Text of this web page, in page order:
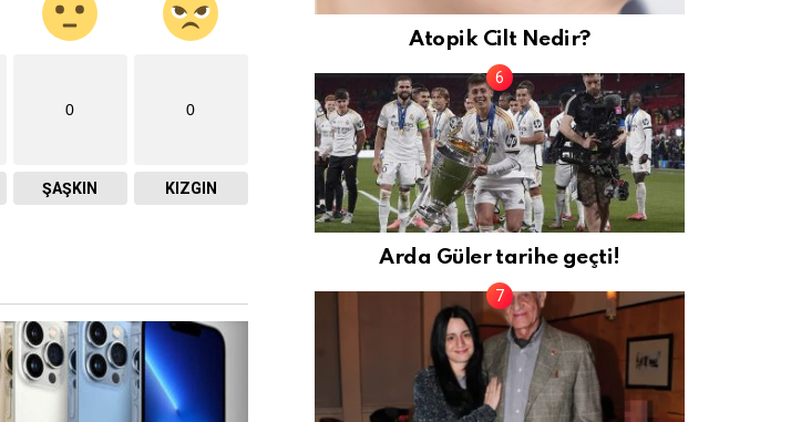
0
ŞAŞKIN
0
KIZGIN
Atopik Cilt Nedir?
Arda Güler tarihe geçti!